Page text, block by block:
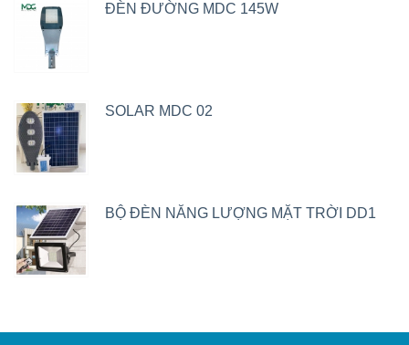
ĐÈN ĐƯỜNG MDC 145W
SOLAR MDC 02
BỘ ĐÈN NĂNG LƯỢNG MẶT TRỜI DD1